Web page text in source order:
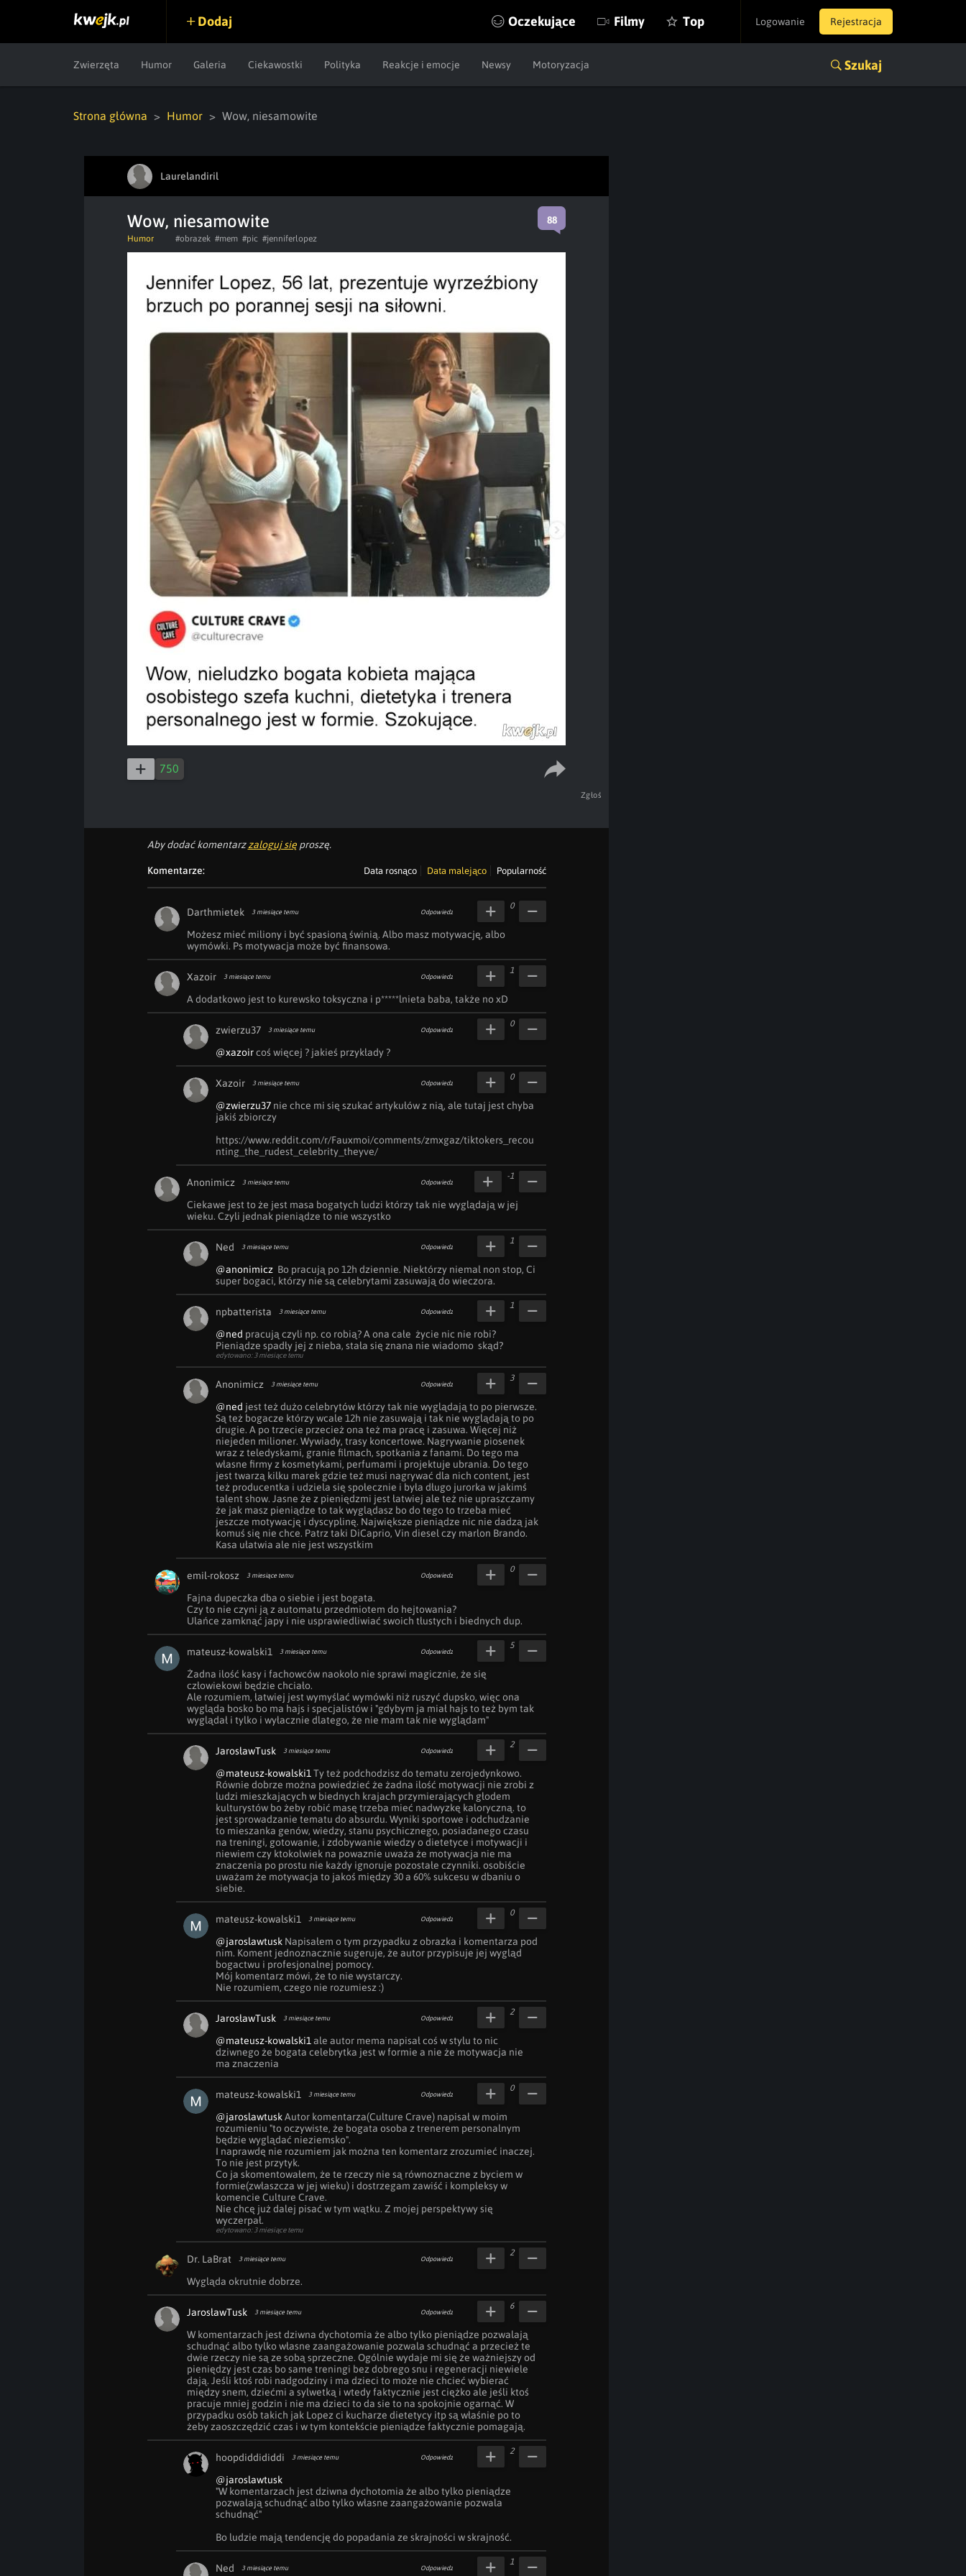
Logowanie Rejestracja
Dodaj Oczekujące Filmy Top
Zwierzęta Humor Galeria Ciekawostki Polityka Reakcje i emocje Newsy Motoryzacja Szukaj
Strona główna Humor Wow, niesamowite
Laurelandiril
Wow, niesamowite 88
Humor #obrazek #mem #pic #jenniferlopez
750
Zgłoś
Aby dodać komentarzzaloguj sięproszę.
Komentarze: Data rosnąco Data malejąco Popularność
Darthmietek 3 miesiące temu Odpowiedz
Możesz mieć miliony i być spasioną świnią. Albo masz motywację, albo
wymówki. Ps motywacja może być finansowa.
0
Xazoir 3 miesiące temu Odpowiedz
A dodatkowo jest to kurewsko toksyczna i p*****lnieta baba, także no xD
1
zwierzu37 3 miesiące temu Odpowiedz
@xazoir coś więcej ? jakieś przykłady ?
0
Xazoir 3 miesiące temu Odpowiedz
@zwierzu37 nie chce mi się szukać artykułów z nią, ale tutaj jest chyba
jakiś zbiorczy
https://www.reddit.com/r/Fauxmoi/comments/zmxgaz/tiktokers_recou
nting_the_rudest_celebrity_theyve/
0
Anonimicz 3 miesiące temu Odpowiedz
Ciekawe jest to że jest masa bogatych ludzi którzy tak nie wyglądają w jej
wieku. Czyli jednak pieniądze to nie wszystko
-1
Ned 3 miesiące temu Odpowiedz
@anonimicz
  Bo pracują po 12h dziennie. Niektórzy niemal non stop, Ci
super bogaci, którzy nie są celebrytami zasuwają do wieczora.
1
npbatterista 3 miesiące temu Odpowiedz
@ned pracują czyli np. co robią? A ona całe  życie nic nie robi?
Pieniądze spadły jej z nieba, stała się znana nie wiadomo  skąd?
edytowano: 3 miesiące temu
1
Anonimicz 3 miesiące temu Odpowiedz
@ned jest też dużo celebrytów którzy tak nie wyglądają to po pierwsze.
Są też bogacze którzy wcale 12h nie zasuwają i tak nie wyglądają to po
drugie. A po trzecie przecież ona też ma pracę i zasuwa. Więcej niż
niejeden milioner. Wywiady, trasy koncertowe. Nagrywanie piosenek
wraz z teledyskami, granie filmach, spotkania z fanami. Do tego ma
własne firmy z kosmetykami, perfumami i projektuje ubrania. Do tego
jest twarzą kilku marek gdzie też musi nagrywać dla nich content, jest
też producentka i udziela się społecznie i była długo jurorka w jakimś
talent show. Jasne że z pieniędzmi jest łatwiej ale też nie upraszczamy
że jak masz pieniądze to tak wyglądasz bo do tego to trzeba mieć
jeszcze motywację i dyscyplinę. Największe pieniądze nic nie dadzą jak
komuś się nie chce. Patrz taki DiCaprio, Vin diesel czy marlon Brando.
Kasa ułatwia ale nie jest wszystkim
3
emil-rokosz 3 miesiące temu Odpowiedz
Fajna dupeczka dba o siebie i jest bogata.
Czy to nie czyni ją z automatu przedmiotem do hejtowania?
Ulańce zamknąć japy i nie usprawiedliwiać swoich tłustych i biednych dup.
0
mateusz-kowalski1 3 miesiące temu Odpowiedz
Żadna ilość kasy i fachowców naokoło nie sprawi magicznie, że się
człowiekowi będzie chciało.
Ale rozumiem, łatwiej jest wymyślać wymówki niż ruszyć dupsko, więc ona
wygląda bosko bo ma hajs i specjalistów i "gdybym ja miał hajs to też bym tak
wyglądał i tylko i wyłacznie dlatego, że nie mam tak nie wyglądam"
5
JarosławTusk 3 miesiące temu Odpowiedz
@mateusz-kowalski1 Ty też podchodzisz do tematu zerojedynkowo.
Równie dobrze można powiedzieć że żadna ilość motywacji nie zrobi z
ludzi mieszkających w biednych krajach przymierających głodem
kulturystów bo żeby robić masę trzeba mieć nadwyzkę kaloryczną. to
jest sprowadzanie tematu do absurdu. Wyniki sportowe i odchudzanie
to mieszanka genów, wiedzy, stanu psychicznego, posiadanego czasu
na treningi, gotowanie, i zdobywanie wiedzy o dietetyce i motywacji i
niewiem czy ktokolwiek na powaznie uważa że motywacja nie ma
znaczenia po prostu nie każdy ignoruje pozostałe czynniki. osobiście
uważam że motywacja to jakoś między 30 a 60% sukcesu w dbaniu o
siebie.
2
mateusz-kowalski1 3 miesiące temu Odpowiedz
@jaroslawtusk Napisałem o tym przypadku z obrazka i komentarza pod
nim. Koment jednoznacznie sugeruje, że autor przypisuje jej wygląd
bogactwu i profesjonalnej pomocy.
Mój komentarz mówi, że to nie wystarczy.
Nie rozumiem, czego nie rozumiesz :)
0
JarosławTusk 3 miesiące temu Odpowiedz
@mateusz-kowalski1 ale autor mema napisał coś w stylu to nic
dziwnego że bogata celebrytka jest w formie a nie że motywacja nie
ma znaczenia
2
mateusz-kowalski1 3 miesiące temu Odpowiedz
@jaroslawtusk Autor komentarza(Culture Crave) napisał w moim
rozumieniu "to oczywiste, że bogata osoba z trenerem personalnym
będzie wyglądać nieziemsko".
I naprawdę nie rozumiem jak można ten komentarz zrozumieć inaczej.
To nie jest przytyk.
Co ja skomentowałem, że te rzeczy nie są równoznaczne z byciem w
formie(zwłaszcza w jej wieku) i dostrzegam zawiść i kompleksy w
komencie Culture Crave.
Nie chcę już dalej pisać w tym wątku. Z mojej perspektywy się
wyczerpał.
edytowano: 3 miesiące temu
0
Dr. LaBrat 3 miesiące temu Odpowiedz
Wygląda okrutnie dobrze.
2
JarosławTusk 3 miesiące temu Odpowiedz
W komentarzach jest dziwna dychotomia że albo tylko pieniądze pozwalają
schudnąć albo tylko własne zaangażowanie pozwala schudnąć a przecież te
dwie rzeczy nie są ze sobą sprzeczne. Ogólnie wydaje mi się że ważniejszy od
pieniędzy jest czas bo same treningi bez dobrego snu i regeneracji niewiele
dają. Jeśli ktoś robi nadgodziny i ma dzieci to może nie chcieć wybierać
między snem, dziećmi a sylwetką i wtedy faktycznie jest ciężko ale jeśli ktoś
pracuje mniej godzin i nie ma dzieci to da sie to na spokojnie ogarnąć. W
przypadku osób takich jak Lopez ci kucharze dietetycy itp są właśnie po to
żeby zaoszczędzić czas i w tym kontekście pieniądze faktycznie pomagają.
6
hoopdiddididdi 3 miesiące temu Odpowiedz
@jaroslawtusk
"W komentarzach jest dziwna dychotomia że albo tylko pieniądze
pozwalają schudnąć albo tylko własne zaangażowanie pozwala
schudnąć"
Bo ludzie mają tendencję do popadania ze skrajności w skrajność.
2
Ned 3 miesiące temu Odpowiedz
1